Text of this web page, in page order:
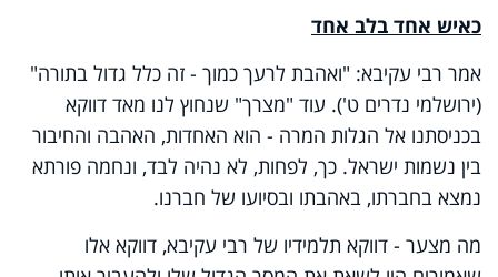
כאיש אחד בלב אחד
אמר רבי עקיבא: "ואהבת לרעך כמוך - זה כלל גדול בתורה"
(ירושלמי נדרים ט'). עוד "מצרך" שנחוץ לנו מאד דווקא
בכניסתנו אל הגלות המרה - הוא האחדות, האהבה והחיבור
בין נשמות ישראל. כך, לפחות, לא נהיה לבד, ונחמה פורתא
נמצא בחברתו, באהבתו ובסיועו של חברנו.
מה מצער - דווקא תלמידיו של רבי עקיבא, דווקא אלו